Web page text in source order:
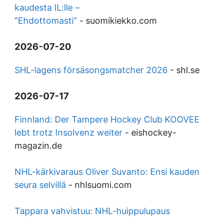
kaudesta IL:lle –
”Ehdottomasti” - suomikiekko.com
2026-07-20
SHL-lagens försäsongsmatcher 2026 - shl.se
2026-07-17
Finnland: Der Tampere Hockey Club KOOVEE
lebt trotz Insolvenz weiter - eishockey-
magazin.de
NHL-kärkivaraus Oliver Suvanto: Ensi kauden
seura selvillä - nhlsuomi.com
Tappara vahvistuu: NHL-huippulupaus